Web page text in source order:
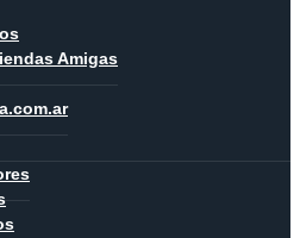
Amigas